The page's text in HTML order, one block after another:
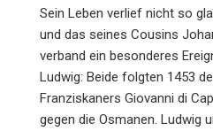
Sein Leben verlief nicht so
und das seines Cousins
verband ein besonderes
Ludwig: Beide folgten 1453
Franziskaners Giovanni di
gegen die Osmanen. Ludwig